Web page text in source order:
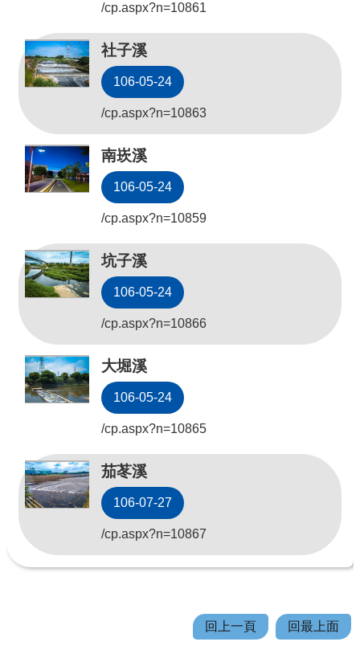
政
府
資
訊
開
山
圍
申
請
件
污
水
道
回
首
頁
/cp.aspx?n=10861
社子溪
106-05-24
/cp.aspx?n=10863
南崁溪
106-05-24
/cp.aspx?n=10859
坑子溪
106-05-24
/cp.aspx?n=10866
大堀溪
106-05-24
/cp.aspx?n=10865
茄苳溪
106-07-27
/cp.aspx?n=10867
回上一頁 回最上面